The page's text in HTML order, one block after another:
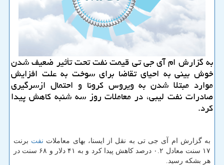
به گزارش ام آی جی تی قیمت نفت تحت تأثیر ضعیف شدن
خوش بینی به احیای تقاضا برای سوخت به علت افزایش
موارد مبتلا شدن به ویروس كرونا و احتمال ازسرگیری
صادرات نفت لیبی، در معاملات روز سه شنبه كاهش پیدا
كرد.
به گزارش ام آی جی تی به نقل از ایسنا، بهای معاملات نفت برنت
۱۷ سنت معادل ۰.۲ درصد کاهش پیدا کرد و به ۴۱ دلار و ۶۸ سنت در
هر بشکه رسید.